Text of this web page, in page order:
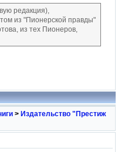
редакция),
из "Пионерской правды"
из тех Пионеров,
> Издательство "Престиж